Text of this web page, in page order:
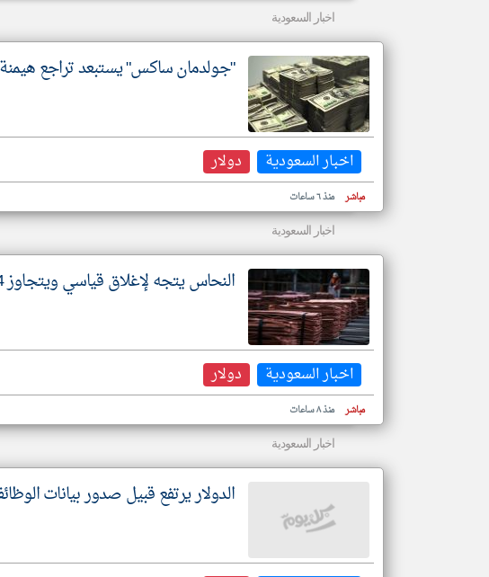
اخبار السعودية
"جولدمان ساكس" يستبعد تراجع هيمنة
اخبار السعودية دولار
مباشر منذ ٦ ساعات
اخبار السعودية
النحاس يتجه لإغلاق قياسي ويتجاوز 14 ألف دولار
اخبار السعودية دولار
مباشر منذ ٨ ساعات
اخبار السعودية
الدولار يرتفع قبيل صدور بيانات